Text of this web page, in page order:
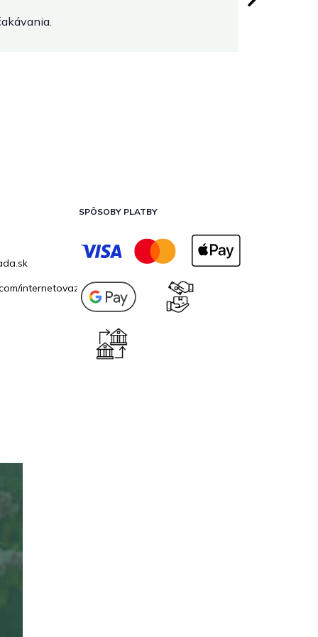
internetovazahrada.sk/
SPÔSOBY PLATBY